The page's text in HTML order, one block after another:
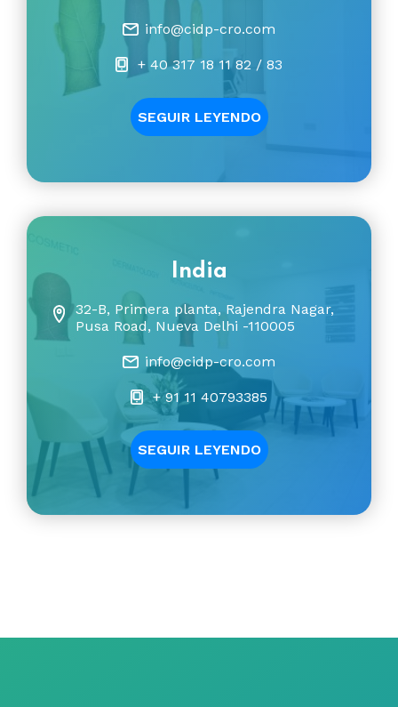
info@cidp-cro.com
+ 40 317 18 11 82 / 83
SEGUIR LEYENDO
India
32-B, Primera planta, Rajendra Nagar,
Pusa Road, Nueva Delhi -110005
info@cidp-cro.com
+ 91 11 40793385
SEGUIR LEYENDO